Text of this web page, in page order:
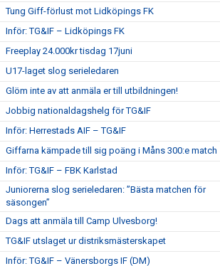
Tung Giff-förlust mot Lidköpings FK
Inför: TG&IF – Lidköpings FK
Freeplay 24.000kr tisdag 17juni
U17-laget slog serieledaren
Glöm inte av att anmäla er till utbildningen!
Jobbig nationaldagshelg för TG&IF
Inför: Herrestads AIF – TG&IF
Giffarna kämpade till sig poäng i Måns 300:e match
Inför: TG&IF – FBK Karlstad
Juniorerna slog serieledaren: ”Bästa matchen för
säsongen”
Dags att anmäla till Camp Ulvesborg!
TG&IF utslaget ur distriksmästerskapet
Inför: TG&IF – Vänersborgs IF (DM)